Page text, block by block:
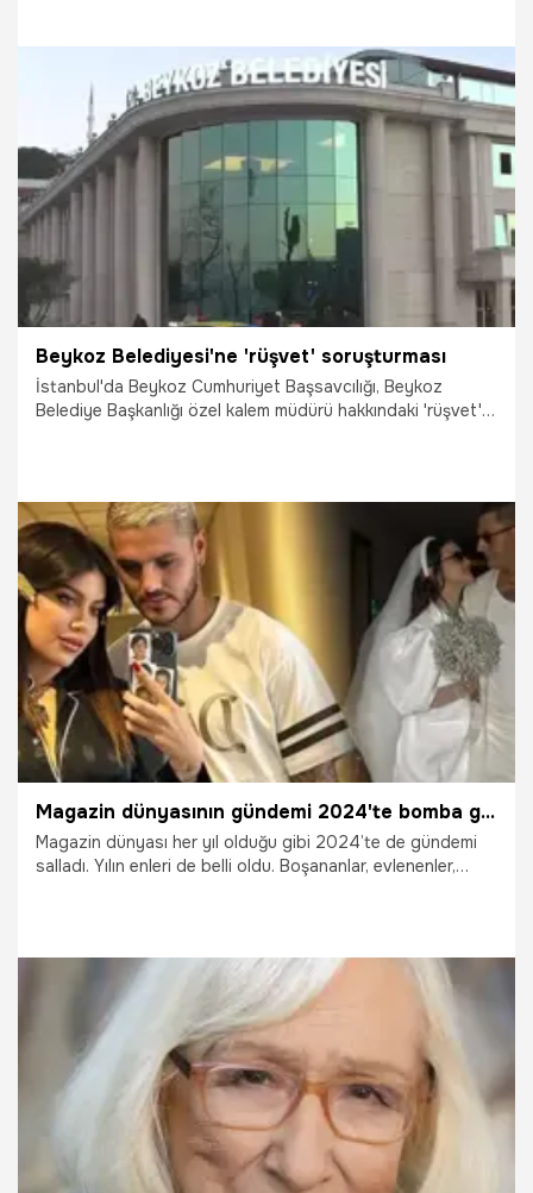
13.02.2025 Gündem
Beykoz Belediyesi'ne 'rüşvet' soruşturması
İstanbul'da Beykoz Cumhuriyet Başsavcılığı, Beykoz
Belediye Başkanlığı özel kalem müdürü hakkındaki 'rüşvet'
7.01.2025 Gündem
Magazin dünyasının gündemi 2024'te bomba gibiydi! İşte 2024'ün enleri
Magazin dünyası her yıl olduğu gibi 2024’te de gündemi
salladı. Yılın enleri de belli oldu. Boşananlar, evlenenler,
30.12.2024 Magazin